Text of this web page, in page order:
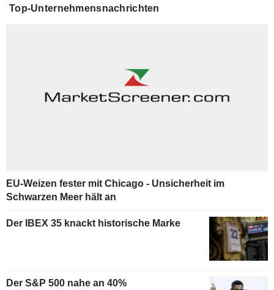
Top-Unternehmensnachrichten
EU-Weizen fester mit Chicago - Unsicherheit im
Schwarzen Meer hält an
Der IBEX 35 knackt historische Marke
Der S&P 500 nahe an 40%